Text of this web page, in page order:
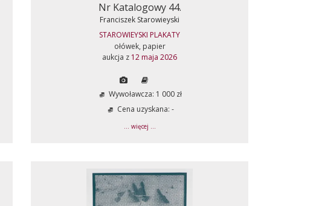
Nr Katalogowy 44.
Franciszek Starowieyski
STAROWIEYSKI PLAKATY
ołówek, papier
aukcja z 12 maja 2026
Wywoławcza: 1 000 zł
Cena uzyskana: -
... więcej ...